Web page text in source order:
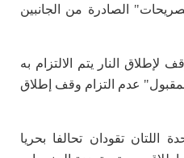
الصادرة من الجانبين
النار يتم الالتزام به
عدم التزام وقف إطلاق
اللتان تقودان تحالفا بحريا